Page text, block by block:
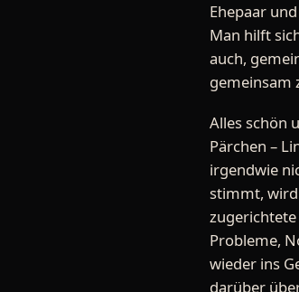
Ehepaar
Man hilft
auch,
gemeinsam
Alles schön
Pärchen –
irgendwie
stimmt, wird
zugerichtete
Probleme,
wieder ins
darüber